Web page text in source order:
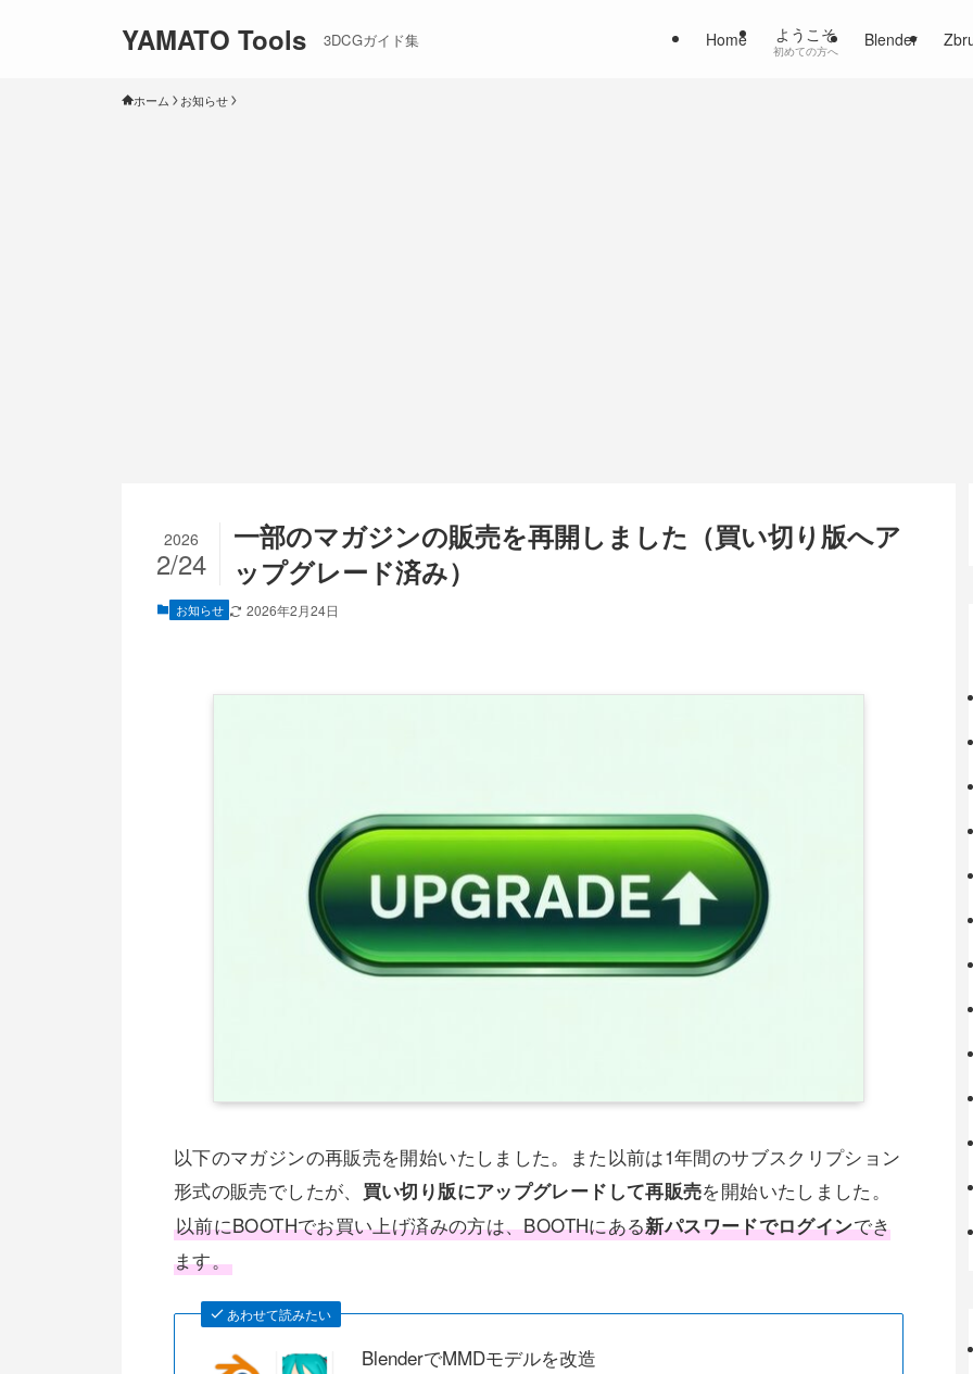
YAMATO Tools 3DCGガイド集 Home ようこそ
初めての方へ
Blender
ホーム お知らせ
一部のマガジンの販売を再開しました（買い切り版へア
ップグレード済み）
2026
2/24
お知らせ 2026年2月24日
以下のマガジンの再販売を開始いたしました。また以前は1年間のサブスクリプション
形式の販売でしたが、 買い切り版にアップグレードして再販売を開始いたしました。
以前にBOOTHでお買い上げ済みの方は、BOOTHにある新パスワードでログインでき
ます。
あわせて読みたい
BlenderでMMDモデルを改造